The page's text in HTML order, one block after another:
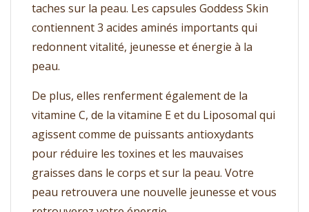
taches sur la peau. Les capsules Goddess Skin
contiennent 3 acides aminés importants qui
redonnent vitalité, jeunesse et énergie à la
peau.
De plus, elles renferment également de la
vitamine C, de la vitamine E et du Liposomal qui
agissent comme de puissants antioxydants
pour réduire les toxines et les mauvaises
graisses dans le corps et sur la peau. Votre
peau retrouvera une nouvelle jeunesse et vous